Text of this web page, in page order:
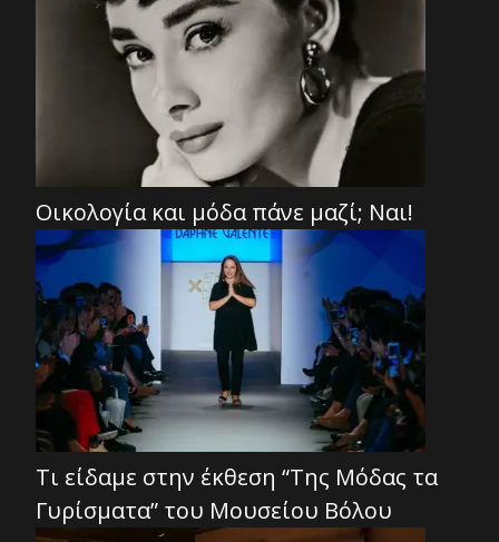
Οικολογία και μόδα πάνε μαζί; Ναι!
Τι είδαμε στην έκθεση “Της Μόδας τα
Γυρίσματα” του Μουσείου Βόλου